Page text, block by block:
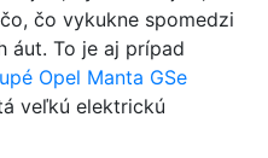
čo vykukne spomedzi
áut. To je aj prípad
Opel Manta GSe
veľkú elektrickú